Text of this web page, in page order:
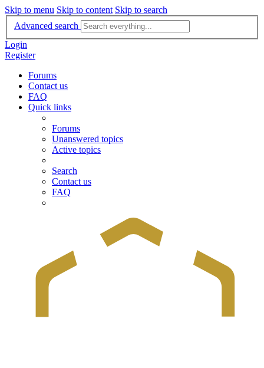
Skip to menu Skip to content Skip to search
Advanced search
Login
Register
Forums
Contact us
FAQ
Quick links
Forums
Unanswered topics
Active topics
Search
Contact us
FAQ